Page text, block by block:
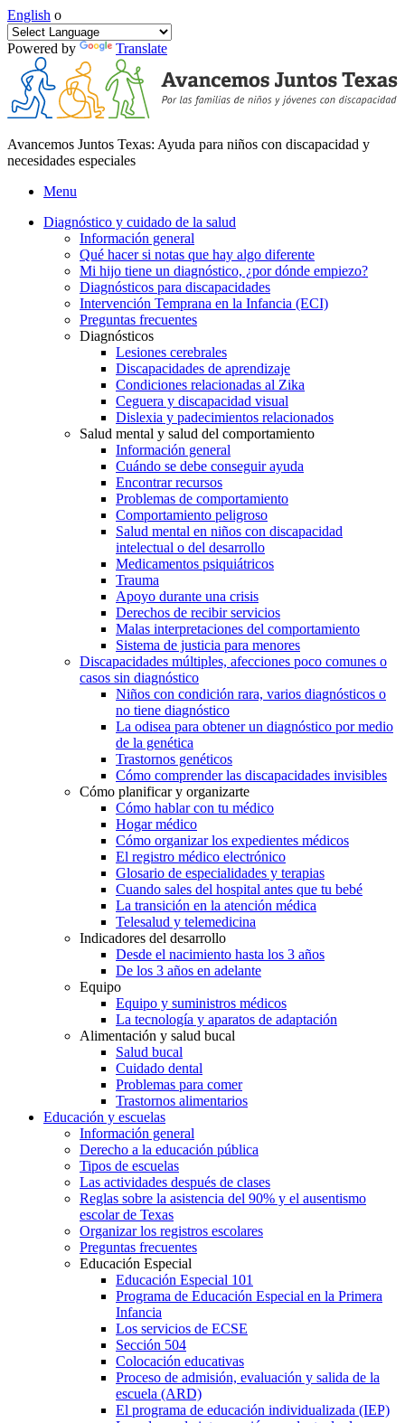
English o
Powered by Translate
Avancemos Juntos Texas: Ayuda para niños con discapacidad y
necesidades especiales
Menu
Diagnóstico y cuidado de la salud
Información general
Qué hacer si notas que hay algo diferente
Mi hijo tiene un diagnóstico, ¿por dónde empiezo?
Diagnósticos para discapacidades
Intervención Temprana en la Infancia (ECI)
Preguntas frecuentes
Diagnósticos
Lesiones cerebrales
Discapacidades de aprendizaje
Condiciones relacionadas al Zika
Ceguera y discapacidad visual
Dislexia y padecimientos relacionados
Salud mental y salud del comportamiento
Información general
Cuándo se debe conseguir ayuda
Encontrar recursos
Problemas de comportamiento
Comportamiento peligroso
Salud mental en niños con discapacidad
intelectual o del desarrollo
Medicamentos psiquiátricos
Trauma
Apoyo durante una crisis
Derechos de recibir servicios
Malas interpretaciones del comportamiento
Sistema de justicia para menores
Discapacidades múltiples, afecciones poco comunes o
casos sin diagnóstico
Niños con condición rara, varios diagnósticos o
no tiene diagnóstico
La odisea para obtener un diagnóstico por medio
de la genética
Trastornos genéticos
Cómo comprender las discapacidades invisibles
Cómo planificar y organizarte
Cómo hablar con tu médico
Hogar médico
Cómo organizar los expedientes médicos
El registro médico electrónico
Glosario de especialidades y terapias
Cuando sales del hospital antes que tu bebé
La transición en la atención médica
Telesalud y telemedicina
Indicadores del desarrollo
Desde el nacimiento hasta los 3 años
De los 3 años en adelante
Equipo
Equipo y suministros médicos
La tecnología y aparatos de adaptación
Alimentación y salud bucal
Salud bucal
Cuidado dental
Problemas para comer
Trastornos alimentarios
Educación y escuelas
Información general
Derecho a la educación pública
Tipos de escuelas
Las actividades después de clases
Reglas sobre la asistencia del 90% y el ausentismo
escolar de Texas
Organizar los registros escolares
Preguntas frecuentes
Educación Especial
Educación Especial 101
Programa de Educación Especial en la Primera
Infancia
Los servicios de ECSE
Sección 504
Colocación educativas
Proceso de admisión, evaluación y salida de la
escuela (ARD)
El programa de educación individualizada (IEP)